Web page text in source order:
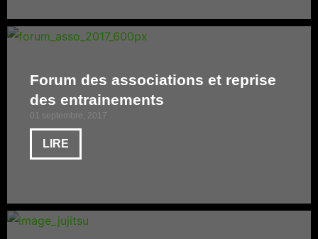
Forum des associations et reprise
des entrainements
01 septembre, 2017
LIRE